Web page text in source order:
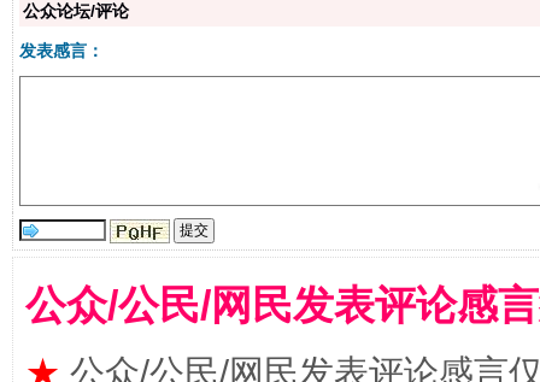
揭批美国五大"原罪" "炒
公众论坛/评论
发表感言：
公众/公民/网民发表评论感
★ 公众/公民/网民发表评论感言